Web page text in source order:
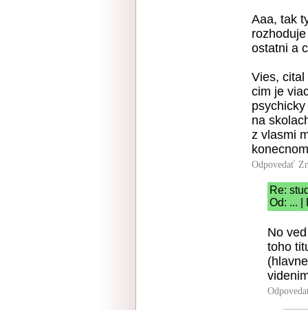
Aaa, tak
ostatni a
Vies, cital
cim je
na
z vlasmi
Odpovedať
Re:
Od: ... |
No
toho